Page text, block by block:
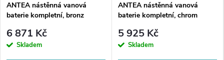
ANTEA nástěnná vanová
baterie kompletní, bronz
6 871 Kč
Skladem
ANTEA nástěnná vanová
baterie kompletní, chrom
5 925 Kč
Skladem